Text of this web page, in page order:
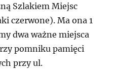
Szlakiem Miejsc
czerwone). Ma ona 1
dwa ważne miejsca
pomniku pamięci
przy ul.